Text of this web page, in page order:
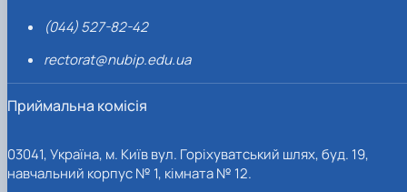
(044) 527-82-42
rectorat@nubip.edu.ua
Приймальна комісія
03041, Україна, м. Київ вул. Горіхуватський шлях, буд. 19,
навчальний корпус № 1, кімната № 12.